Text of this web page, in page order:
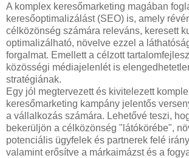
A komplex keresőmarketing magában
keresőoptimalizálást (SEO) is, amely
célközönség számára releváns, keresett
optimalizálható, növelve ezzel a
forgalmat. Emellett a célzott
közösségi médiajelenlét is
stratégiának.
Egy jól megtervezett és kivitelezett
keresőmarketing kampány jelentős
a vállalkozás számára. Lehetővé teszi,
bekerüljön a célközönség "látókörébe",
potenciális ügyfelek és partnerek felé
valamint erősítve a márkaimázst és a